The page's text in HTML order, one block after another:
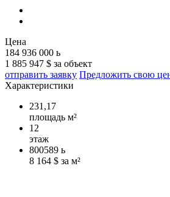
Цена
184 936 000 ь
1 885 947 $ за объект
отправить заявку Предложить свою
Характеристики
231,17
площадь м²
12
этаж
800589 ь
8 164 $ за м²